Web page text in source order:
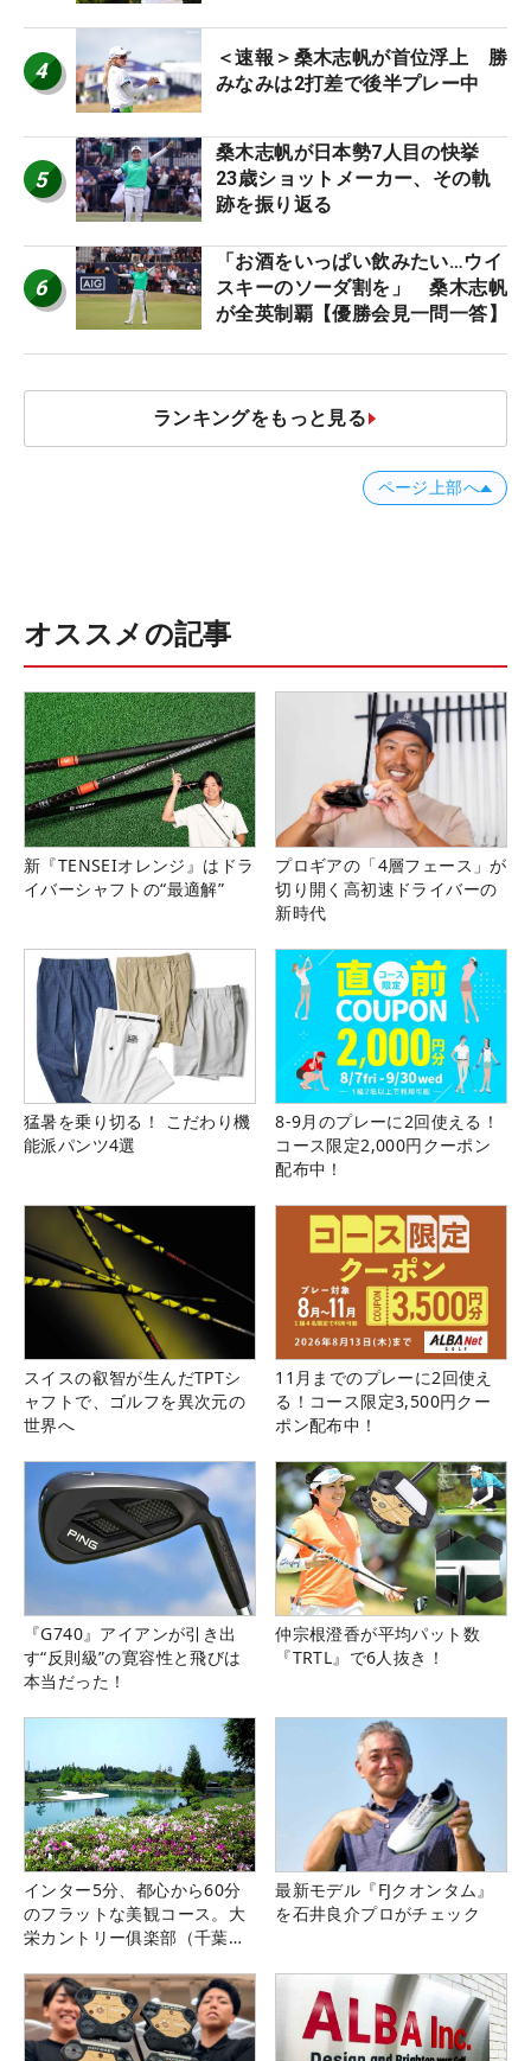
4
＜速報＞桑木志帆が首位浮上 勝
みなみは2打差で後半プレー中
5
桑木志帆が日本勢7人目の快挙
23歳ショットメーカー、その軌
跡を振り返る
6
「お酒をいっぱい飲みたい…ウイ
スキーのソーダ割を」 桑木志帆
が全英制覇【優勝会見一問一答】
ランキングをもっと見る
ページ上部へ
オススメの記事
新『TENSEIオレンジ』はドラ
イバーシャフトの“最適解”
プロギアの「4層フェース」が
切り開く高初速ドライバーの
新時代
猛暑を乗り切る！ こだわり機
能派パンツ4選
8-9月のプレーに2回使える！
コース限定2,000円クーポン
配布中！
スイスの叡智が生んだTPTシ
ャフトで、ゴルフを異次元の
世界へ
11月までのプレーに2回使え
る！コース限定3,500円クー
ポン配布中！
『G740』アイアンが引き出
す“反則級”の寛容性と飛びは
本当だった！
仲宗根澄香が平均パット数
『TRTL』で6人抜き！
インター5分、都心から60分
のフラットな美観コース。大
栄カントリー俱楽部（千葉
最新モデル『FJクオンタム』
を石井良介プロがチェック